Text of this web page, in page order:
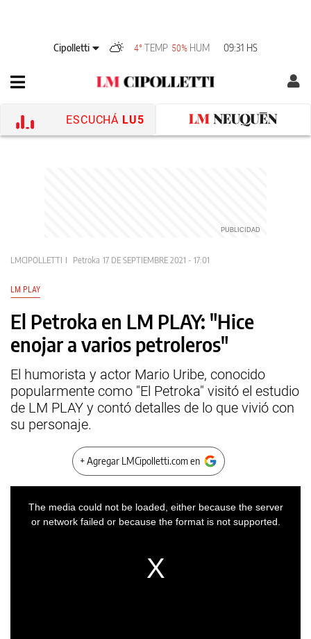
Cipolletti 4°TEMP 50% HUM 09:31 HS
ESCUCHÁ LU5
LMCIPOLLETTI Petroka 17 DE SEPTIEMBRE 2021 - 17:01
LM PLAY
El Petroka en LM PLAY: "Hice
enojar a varios petroleros"
El humorista y actor Mario Uribe, conocido
popularmente como "El Petroka" visitó el estudio
de LM PLAY y contó detalles de lo que vivió con
su personaje.
+ Agregar LMCipolletti.com en
The media could not be loaded, either because the server
or network failed or because the format is not supported.